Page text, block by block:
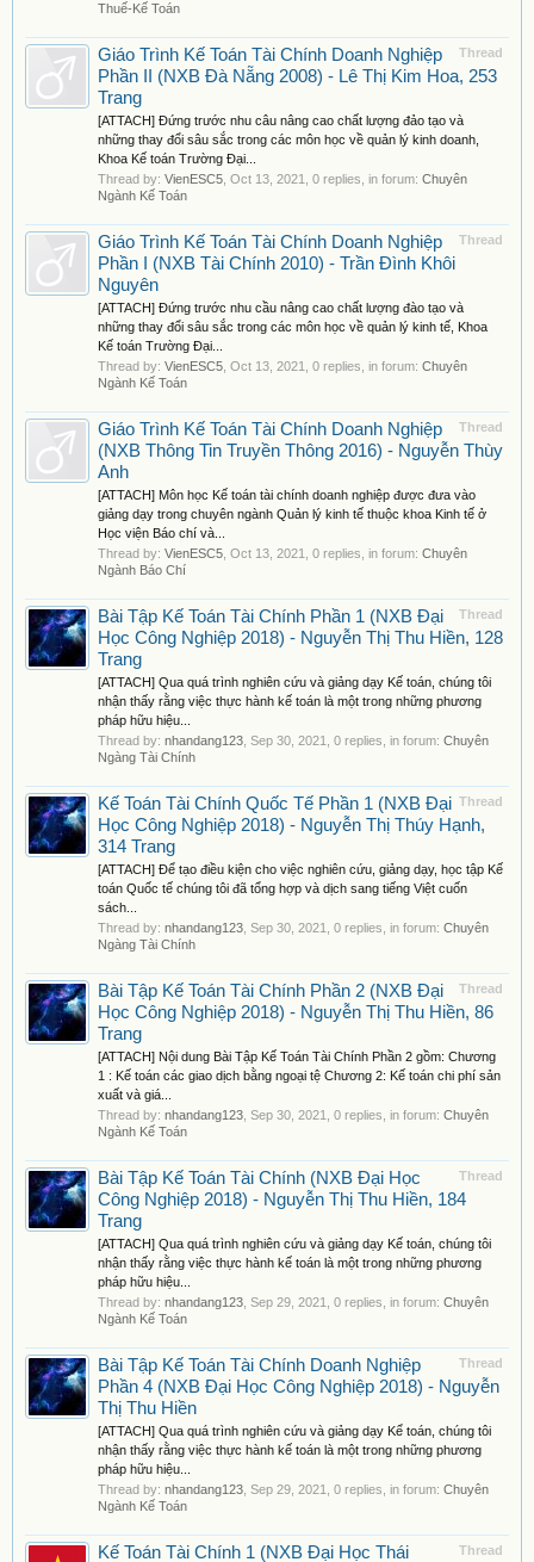
Thuế-Kế Toán
Thread
Giáo Trình Kế Toán Tài Chính Doanh Nghiệp
Phần II (NXB Đà Nẵng 2008) - Lê Thị Kim Hoa, 253
Trang
[ATTACH] Đứng trước nhu câu nâng cao chất lượng đảo tạo và
những thay đổi sâu sắc trong các môn học về quản lý kinh doanh,
Khoa Kế toán Trường Đại...
Thread by: VienESC5 Oct 13, 2021 , 0 replies, in forum: Chuyên
Ngành Kế Toán
Thread
Giáo Trình Kế Toán Tài Chính Doanh Nghiệp
Phần I (NXB Tài Chính 2010) - Trần Đình Khôi
Nguyên
[ATTACH] Đứng trước nhu cầu nâng cao chất lượng đào tạo và
những thay đổi sâu sắc trong các môn học về quản lý kinh tế, Khoa
Kế toán Trường Đại...
Thread by: VienESC5 Oct 13, 2021 , 0 replies, in forum: Chuyên
Ngành Kế Toán
Thread
Giáo Trình Kế Toán Tài Chính Doanh Nghiệp
(NXB Thông Tin Truyền Thông 2016) - Nguyễn Thùy
Anh
[ATTACH] Môn học Kế toán tài chính doanh nghiệp được đưa vào
giảng dạy trong chuyên ngành Quản lý kinh tế thuộc khoa Kinh tế ở
Học viện Báo chí và...
Thread by: VienESC5 Oct 13, 2021 , 0 replies, in forum: Chuyên
Ngành Báo Chí
Thread
Bài Tập Kế Toán Tài Chính Phần 1 (NXB Đại
Học Công Nghiệp 2018) - Nguyễn Thị Thu Hiền, 128
Trang
[ATTACH] Qua quá trình nghiên cứu và giảng dạy Kế toán, chúng tôi
nhận thấy rằng việc thực hành kế toán là một trong những phương
pháp hữu hiệu...
Thread by: nhandang123 Sep 30, 2021 , 0 replies, in forum: Chuyên
Ngàng Tài Chính
Thread
Kế Toán Tài Chính Quốc Tế Phần 1 (NXB Đại
Học Công Nghiệp 2018) - Nguyễn Thị Thúy Hạnh,
314 Trang
[ATTACH] Để tạo điều kiện cho việc nghiên cứu, giảng dạy, học tập Kế
toán Quốc tế chúng tôi đã tổng hợp và dịch sang tiếng Việt cuốn
sách...
Thread by: nhandang123 Sep 30, 2021 , 0 replies, in forum: Chuyên
Ngàng Tài Chính
Thread
Bài Tập Kế Toán Tài Chính Phần 2 (NXB Đại
Học Công Nghiệp 2018) - Nguyễn Thị Thu Hiền, 86
Trang
[ATTACH] Nội dung Bài Tập Kế Toán Tài Chính Phần 2 gồm: Chương
1 : Kế toán các giao dịch bằng ngoại tệ Chương 2: Kế toán chi phí sản
xuất và giá...
Thread by: nhandang123 Sep 30, 2021 , 0 replies, in forum: Chuyên
Ngành Kế Toán
Thread
Bài Tập Kế Toán Tài Chính (NXB Đại Học
Công Nghiệp 2018) - Nguyễn Thị Thu Hiền, 184
Trang
[ATTACH] Qua quá trình nghiên cứu và giảng dạy Kế toán, chúng tôi
nhận thấy rằng việc thực hành kế toán là một trong những phương
pháp hữu hiệu...
Thread by: nhandang123 Sep 29, 2021 , 0 replies, in forum: Chuyên
Ngành Kế Toán
Thread
Bài Tập Kế Toán Tài Chính Doanh Nghiệp
Phần 4 (NXB Đại Học Công Nghiệp 2018) - Nguyễn
Thị Thu Hiền
[ATTACH] Qua quá trình nghiên cứu và giảng dạy Kể toán, chúng tôi
nhận thấy rằng việc thực hành kế toán là một trong những phương
pháp hữu hiệu...
Thread by: nhandang123 Sep 29, 2021 , 0 replies, in forum: Chuyên
Ngành Kế Toán
Thread
Kế Toán Tài Chính 1 (NXB Đại Học Thái